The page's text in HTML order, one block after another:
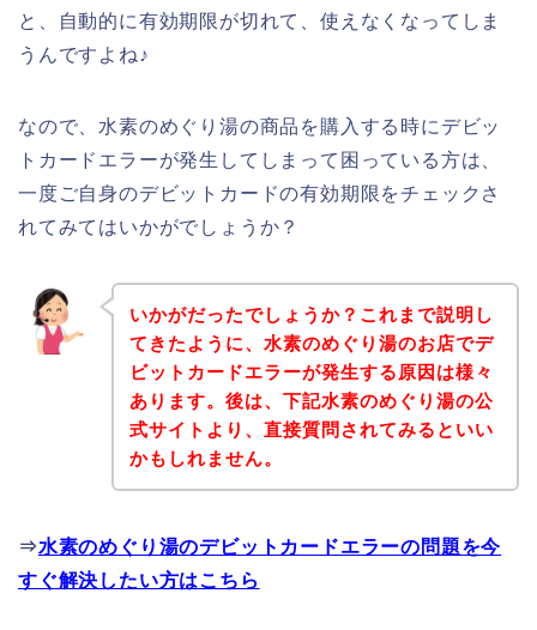
と、自動的に有効期限が切れて、使えなくなってしま
うんですよね♪
なので、水素のめぐり湯の商品を購入する時にデビッ
トカードエラーが発生してしまって困っている方は、
一度ご自身のデビットカードの有効期限をチェックさ
れてみてはいかがでしょうか？
いかがだったでしょうか？これまで説明し
てきたように、水素のめぐり湯のお店でデ
ビットカードエラーが発生する原因は様々
あります。後は、下記水素のめぐり湯の公
式サイトより、直接質問されてみるといい
かもしれません。
⇒水素のめぐり湯のデビットカードエラーの問題を今
すぐ解決したい方はこちら